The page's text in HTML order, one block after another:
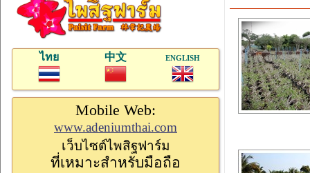
ไทย 中文 ENGLISH
Mobile Web:
www.adeniumthai.com
เว็บไซต์ไพสิฐฟาร์ม
ที่เหมาะสำหรับมือถือ